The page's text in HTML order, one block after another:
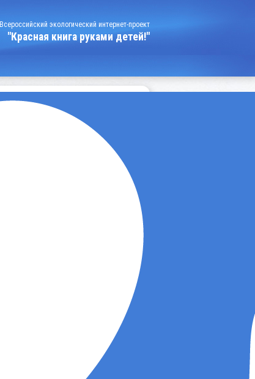
Всероссийский экологический интернет-проект
"Красная книга руками детей!"